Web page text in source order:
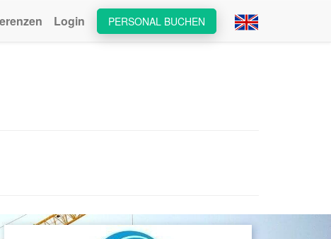
PERSONAL BUCHEN
Login